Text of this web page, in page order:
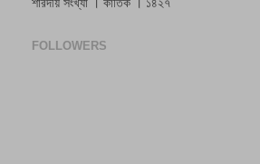
শারদীয় সংখ্যা । কার্তিক । ১৪২৭
FOLLOWERS